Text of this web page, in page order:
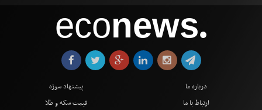
econews●
درباره ما
ارتباط با ما
پیشنهاد سوژه
قیمت سکه و طلا